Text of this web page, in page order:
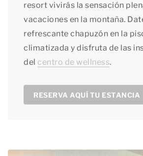
resort vivirás la sensación
vacaciones en la montaña.
refrescante chapuzón en la
climatizada y disfruta de las
del centro de wellness.
RESERVA AQUÍ TU ESTANCIA